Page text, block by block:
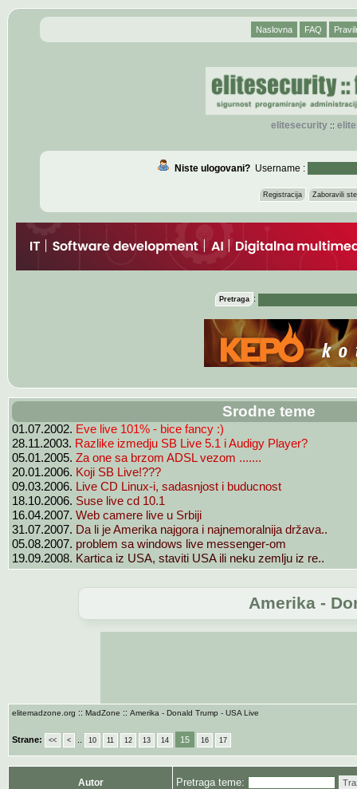
Naslovna FAQ
elitesecurity::
Niste ulogovani?Username :
Registracija Zaboravili
Pretraga :
Srodne teme
01.07.2002. Eve live 101% - bice fancy :)
28.11.2003. Razlike izmedju SB Live 5.1 i Audigy Player?
05.01.2005. Za one sa brzom ADSL vezom .......
20.01.2006. Koji SB Live!???
09.03.2006. Live CD Linux-i, sadasnjost i buducnost
18.10.2006. Suse live cd 10.1
16.04.2007. Web camere live u Srbiji
31.07.2007. Da li je Amerika najgora i najnemoralnija država..
05.08.2007. problem sa windows live messenger-om
19.09.2008. Kartica iz USA, staviti USA ili neku zemlju iz re..
Amerika -
elitemadzone.org :: MadZone :: Amerika - Donald Trump - USA Live
Strane: << < 10 11 12 13 14 15 16 17
Autor Pretraga teme: